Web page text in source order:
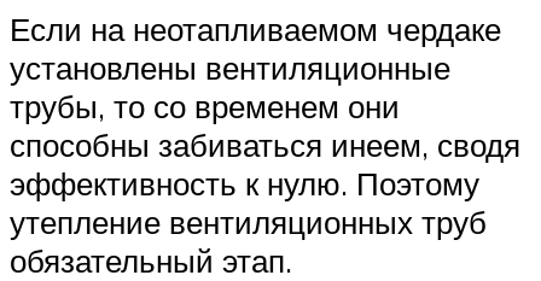
Если на неотапливаемом чердаке
установлены вентиляционные
трубы, то со временем они
способны забиваться инеем, сводя
эффективность к нулю. Поэтому
утепление вентиляционных труб
обязательный этап.